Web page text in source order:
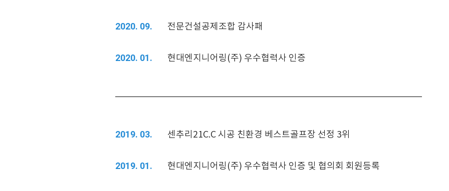
2020. 09. 전문건설공제조합 감사패
2020. 01. 현대엔지니어링(주) 우수협력사 인증
2019. 03. 센추리21C.C 시공 친환경 베스트골프장 선정 3위
2019. 01. 현대엔지니어링(주) 우수협력사 인증 및 협의회 회원등록